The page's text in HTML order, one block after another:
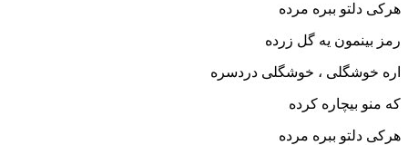
هرکی دلتو ببره مرده
رمز بینمون یه گل زرده
اره خوشگلی ، خوشگلی دردسره
که منو بیچاره کرده
هرکی دلتو ببره مرده